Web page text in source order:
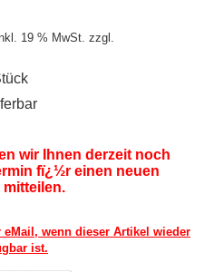
19 % MwSt. zzgl.
wir Ihnen derzeit noch
fï¿½r einen neuen
mitteilen.
eMail, wenn dieser Artikel wieder
ist.